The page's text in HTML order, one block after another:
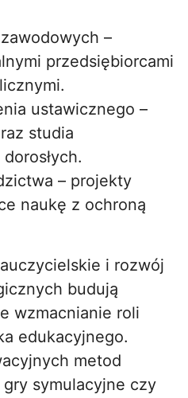
–
przedsiębiorcami
ustawicznego –
studia
– projekty
naukę z ochroną
i rozwój
budują
wzmacnianie roli
edukacyjnego.
metod
symulacyjne czy